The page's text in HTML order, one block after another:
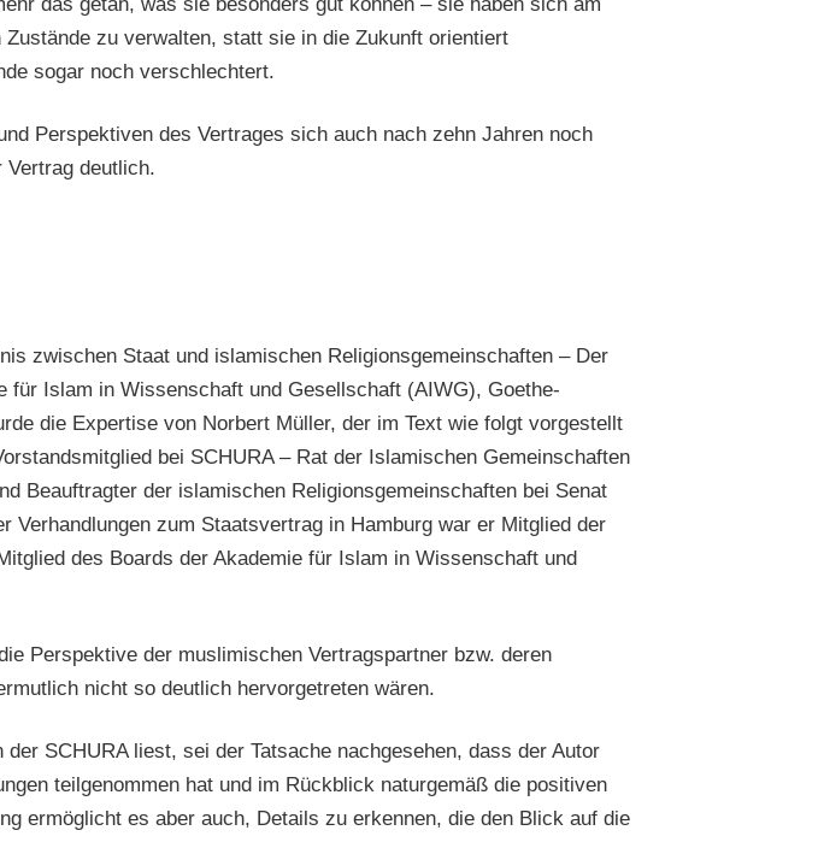
zu verwalten, statt sie in die Zukunft orientiert
sogar noch verschlechtert.
Perspektiven des Vertrages sich auch nach zehn Jahren noch
deutlich.
zwischen Staat und islamischen Religionsgemeinschaften – Der
für Islam in Wissenschaft und Gesellschaft (AIWG), Goethe-
die Expertise von Norbert Müller, der im Text wie folgt vorgestellt
bei SCHURA – Rat der Islamischen Gemeinschaften
Beauftragter der islamischen Religionsgemeinschaften bei Senat
Verhandlungen zum Staatsvertrag in Hamburg war er Mitglied der
des Boards der Akademie für Islam in Wissenschaft und
Perspektive der muslimischen Vertragspartner bzw. deren
nicht so deutlich hervorgetreten wären.
SCHURA liest, sei der Tatsache nachgesehen, dass der Autor
teilgenommen hat und im Rückblick naturgemäß die positiven
ermöglicht es aber auch, Details zu erkennen, die den Blick auf die